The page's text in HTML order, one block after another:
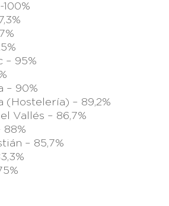
– 95%
– 90%
(Hostelería) – 89,2%
Vallés – 86,7%
88%
– 85,7%